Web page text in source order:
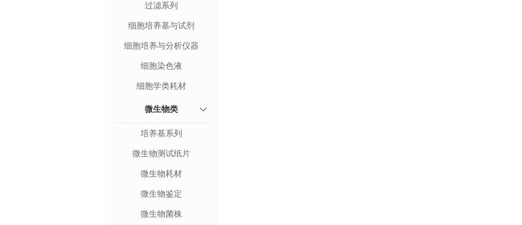
过滤系列
细胞培养基与试剂
细胞培养与分析仪器
细胞染色液
细胞学类耗材
微生物类
培养基系列
微生物测试纸片
微生物耗材
微生物鉴定
微生物菌株